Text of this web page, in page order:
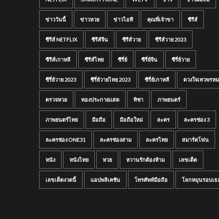
ข่าววันนี้ ข่าวหวย ข่าวไอที คุณพี่เจ้าขา ซีรีส์
ซีรีส์ NETFLIX ซีรีส์จีน ซีรีส์วาย ซีรีส์วาย 2023
ซีรีส์เกาหลี ซีรีส์ไทย ซีรี่ย์ ซีรี่ย์จีน ซีรี่ย์วาย
ซีรี่ย์วาย 2023 ซีรี่ย์วายไทย 2023 ซีรี่ย์เกาหลี ดวงใจเทวพรหม
ตรวจหวย ทองประกายแสด ทิชา ภาพยนตร์
ภาพยนตร์ไทย มือถือ มือถือใหม่ ละคร ละครช่อง 3
ละครช่อง ONE31 ละครช่องสาม ละครไทย สมาร์ตโฟน
หนัง หนังไทย หวย หวานรักต้องห้าม เลขเด็ด
เลขเด็ดงวดนี้ แอปพลิเคชัน โทรศัพท์มือถือ โลกหมุนรอบเธ